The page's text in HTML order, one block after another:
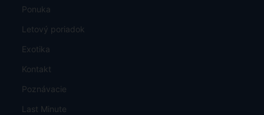
Ponuka
Letový poriadok
Exotika
Kontakt
Poznávacie
Last Minute